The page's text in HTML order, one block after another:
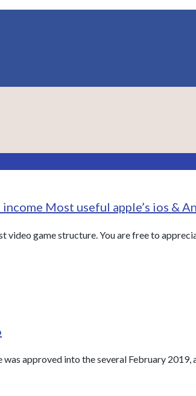
Most useful apple’s ios &
game structure. You are free to
approved into the several February 2019,